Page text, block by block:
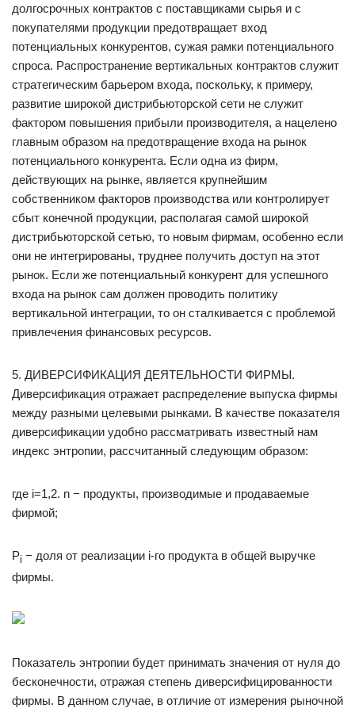
долгосрочных контрактов с поставщиками сырья и с
покупателями продукции предотвращает вход
потенциальных конкурентов, сужая рамки потенциального
спроса. Распространение вертикальных контрактов служит
стратегическим барьером входа, поскольку, к примеру,
развитие широкой дистрибьюторской сети не служит
фактором повышения прибыли производителя, а нацелено
главным образом на предотвращение входа на рынок
потенциального конкурента. Если одна из фирм,
действующих на рынке, является крупнейшим
собственником факторов производства или контролирует
сбыт конечной продукции, располагая самой широкой
дистрибьюторской сетью, то новым фирмам, особенно если
они не интегрированы, труднее получить доступ на этот
рынок. Если же потенциальный конкурент для успешного
входа на рынок сам должен проводить политику
вертикальной интеграции, то он сталкивается с проблемой
привлечения финансовых ресурсов.
5. ДИВЕРСИФИКАЦИЯ ДЕЯТЕЛЬНОСТИ ФИРМЫ.
Диверсификация отражает распределение выпуска фирмы
между разными целевыми рынками. В качестве показателя
диверсификации удобно рассматривать известный нам
индекс энтропии, рассчитанный следующим образом:
где i=1,2. n − продукты, производимые и продаваемые
фирмой;
Pi − доля от реализации i-го продукта в общей выручке
фирмы.
Показатель энтропии будет принимать значения от нуля до
бесконечности, отражая степень диверсифицированности
фирмы. В данном случае, в отличие от измерения рыночной